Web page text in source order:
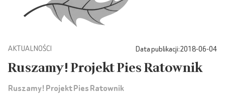
AKTUALNOŚCI Data publikacji:2018-06-04
Ruszamy! Projekt Pies Ratownik
Ruszamy! Projekt Pies Ratownik